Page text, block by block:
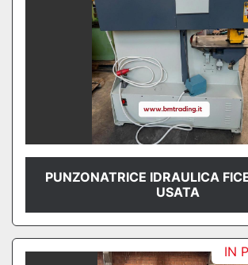
PUNZONATRICE IDRAULICA
USATA
IN